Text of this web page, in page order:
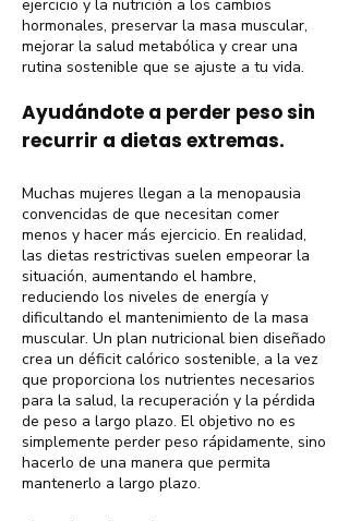
ejercicio y la nutrición a los cambios
hormonales, preservar la masa muscular,
mejorar la salud metabólica y crear una
rutina sostenible que se ajuste a tu vida.
Ayudándote a perder peso sin
recurrir a dietas extremas.
Muchas mujeres llegan a la menopausia
convencidas de que necesitan comer
menos y hacer más ejercicio. En realidad,
las dietas restrictivas suelen empeorar la
situación, aumentando el hambre,
reduciendo los niveles de energía y
dificultando el mantenimiento de la masa
muscular. Un plan nutricional bien diseñado
crea un déficit calórico sostenible, a la vez
que proporciona los nutrientes necesarios
para la salud, la recuperación y la pérdida
de peso a largo plazo. El objetivo no es
simplemente perder peso rápidamente, sino
hacerlo de una manera que permita
mantenerlo a largo plazo.